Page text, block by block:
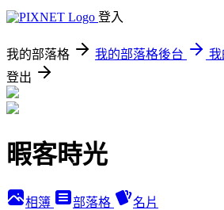
登入
我的部落格 我的部落格後台
我
登出
暇客時光
相簿 部落格 名片